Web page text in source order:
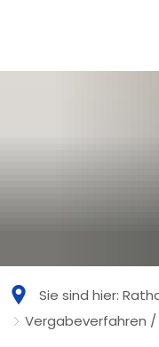
Sie sind hier:
Vergabeverfahren /